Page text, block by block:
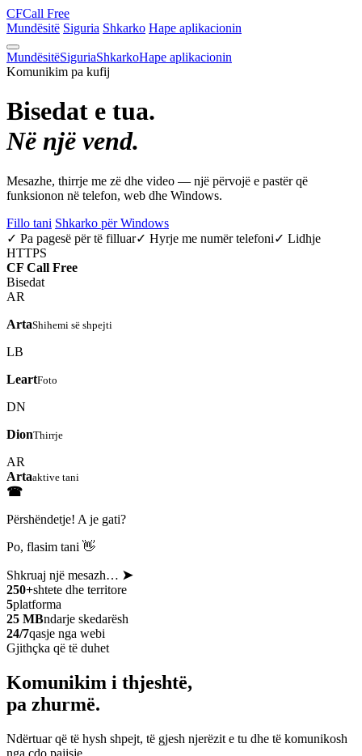
CFCall Free
Mundësitë Siguria Shkarko Hape aplikacionin
MundësitëSiguriaShkarkoHape aplikacionin
Komunikim pa kufij
Bisedat e tua.
Në një vend.
Mesazhe, thirrje me zë dhe video — një përvojë e pastër që
funksionon në telefon, web dhe Windows.
Fillo tani Shkarko për Windows
✓ Pa pagesë për të filluar✓ Hyrje me numër telefoni✓ Lidhje
HTTPS
CF Call Free
Bisedat
AR
ArtaShihemi së shpejti
LB
LeartFoto
DN
DionThirrje
AR
Artaaktive tani
☎
Përshëndetje! A je gati?
Po, flasim tani 👋
Shkruaj një mesazh… ➤
250+shtete dhe territore
5platforma
25 MBndarje skedarësh
24/7qasje nga webi
Gjithçka që të duhet
Komunikim i thjeshtë,
pa zhurmë.
Ndërtuar që të hysh shpejt, të gjesh njerëzit e tu dhe të komunikosh
nga çdo pajisje.